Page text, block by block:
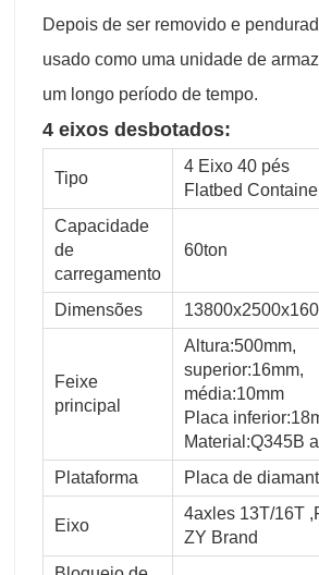
Depois de ser removido e
usado como uma unidade de
um longo período de tempo.
4 eixos desbotados:
Tipo
4 Eixo 40 pés
Flatbed
Capacidade
de
carregamento
60ton
Dimensões
Feixe
principal
Altura:500mm,
média:10mm
Placa
Material:Q345B
Plataforma
Placa de
Eixo
4axles 13T/16T
ZY Brand